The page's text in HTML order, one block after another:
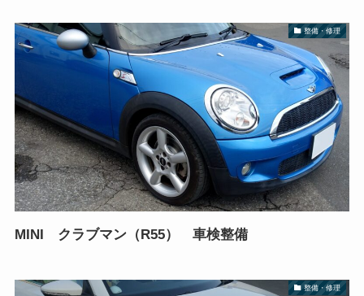
整備・修理
MINI クラブマン（R55） 車検整備
整備・修理